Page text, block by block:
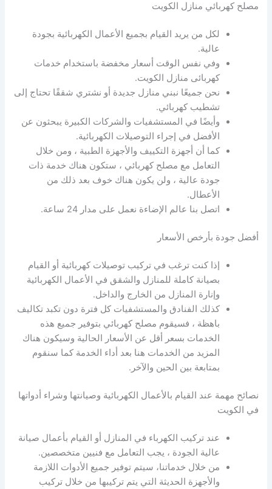
مصلح كهربائي منازل الكويت
لكل من يريد القيام بجميع الأعمال الكهربائية بجودة
عالية.
وفي نفس الوقت أسعار مخفضة باستخدام خدمات
كهربائى منازل الكويت.
نحن جميعًا نبني منازل جديدة أو نشتري شققًا تحتاج إلى
تشطيب كهربائي.
وأيضًا في المستشفيات والشركات الكبيرة يبحثون عن
الأفضل في إجراء التوصيلات الكهربائية.
كما أن أجهزة التكييف والأجهزة الطبية ، ومن خلال
التعامل مع مصلح كهربائي ، ستكون هناك خدمة ذات
جودة عالية ، ولن يكون هناك خوف بعد ذلك من
الأعطال.
اتصل بنا عالم الإضاءة نعمل على مدار 24 ساعة.
أفضل جودة بأرخص الأسعار
إذا كنت ترغب في تركيب توصيلات كهربائية أو القيام
بصيانة كاملة للمنازل والشقق في الأعمال الكهربائية
وإنارة المنازل من الخارج والداخل.
كذلك الفنادق والمستشفيات كل فترة دون تكبد تكاليف
باهظة ، فسيقوم مصلح كهربائي بتوفير جميع هذه
الخدمات بسعر أقل عن الأسعار الحالية وسيكون هناك
المزيد من الخدمات هنا بعد أداء الخدمة كما سنقوم
بمتابعة بين الحين والآخر.
نصائح مهمة عند القيام بالأعمال الكهربائية وصيانتها وشراء أدواتها
في الكويت
عند تركيب الكهرباء في المنازل أو القيام بأعمال صيانة
عالية الجودة ، يجب التعامل مع فنيين متخصصين.
من خلال خدماتنا، سيتم توفير جميع الأدوات اللازمة
والأجهزة الحديثة التي يتم تركيبها من خلال تركيب